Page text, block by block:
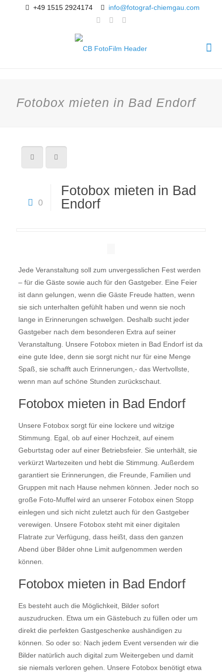
+49 1515 2924174 info@fotograf-chiemgau.com
Fotobox mieten in Bad Endorf
0
Fotobox mieten in Bad
Endorf
Jede Veranstaltung soll zum unvergesslichen Fest werden
– für die Gäste sowie auch für den Gastgeber. Eine Feier
ist dann gelungen, wenn die Gäste Freude hatten, wenn
sie sich unterhalten gefühlt haben und wenn sie noch
lange in Erinnerungen schwelgen. Deshalb sucht jeder
Gastgeber nach dem besonderen Extra auf seiner
Veranstaltung. Unsere Fotobox mieten in Bad Endorf ist da
eine gute Idee, denn sie sorgt nicht nur für eine Menge
Spaß, sie schafft auch Erinnerungen,- das Wertvollste,
wenn man auf schöne Stunden zurückschaut.
Fotobox mieten in Bad Endorf
Unsere Fotobox sorgt für eine lockere und witzige
Stimmung. Egal, ob auf einer Hochzeit, auf einem
Geburtstag oder auf einer Betriebsfeier. Sie unterhält, sie
verkürzt Wartezeiten und hebt die Stimmung. Außerdem
garantiert sie Erinnerungen, die Freunde, Familien und
Gruppen mit nach Hause nehmen können. Jeder noch so
große Foto-Muffel wird an unserer Fotobox einen Stopp
einlegen und sich nicht zuletzt auch für den Gastgeber
verewigen. Unsere Fotobox steht mit einer digitalen
Flatrate zur Verfügung, dass heißt, dass den ganzen
Abend über Bilder ohne Limit aufgenommen werden
können.
Fotobox mieten in Bad Endorf
Es besteht auch die Möglichkeit, Bilder sofort
auszudrucken. Etwa um ein Gästebuch zu füllen oder um
direkt die perfekten Gastgeschenke aushändigen zu
können. So oder so: Nach jedem Event versenden wir die
Bilder natürlich auch digital zum Weitergeben und damit
sie niemals verloren gehen. Unsere Fotobox benötigt etwa